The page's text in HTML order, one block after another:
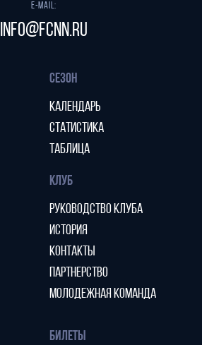
E-mail:
info@fcnn.ru
СЕЗОН
КАЛЕНДАРЬ
СТАТИСТИКА
ТАБЛИЦА
КЛУБ
РУКОВОДСТВО КЛУБА
ИСТОРИЯ
КОНТАКТЫ
ПАРТНЕРСТВО
МОЛОДЕЖНАЯ КОМАНДА
БИЛЕТЫ